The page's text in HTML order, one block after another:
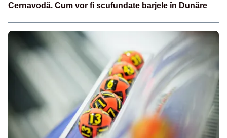
Cernavodă. Cum vor fi scufundate barjele în Dunăre